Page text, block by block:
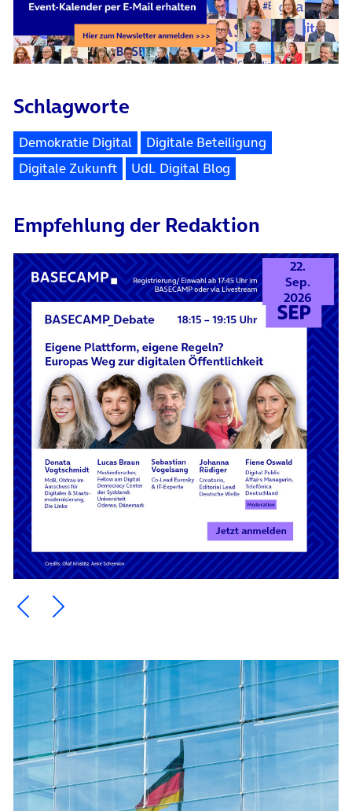
Schlagworte
Demokratie Digital
Digitale Beteiligung
Digitale Zukunft
UdL Digital Blog
Empfehlung der Redaktion
22.
Sep.
2026
Ein Element zurück blättern
Ein Element weiter blättern